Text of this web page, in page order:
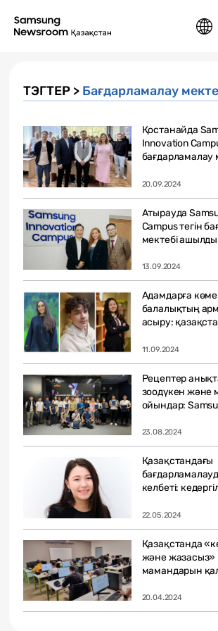
ТЭГТЕР > Бағдарламалау
Қостанайда
Innovation
бағдарламалау
20.09.2024
Атырауда
Campus тегін
мектебі ашылды
13.09.2024
Адамдарға
балалықтың
асыру:
11.09.2024
Рецептер
зоодүкен және
ойындар:
23.08.2024
Қазақстандағы
келбеті:
22.05.2024
Қазақстанда
және жазасыз»
мамандарын
20.04.2024